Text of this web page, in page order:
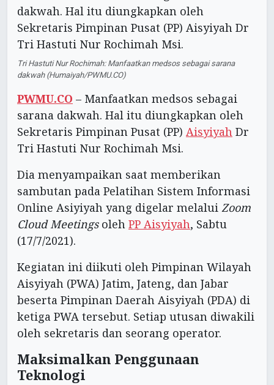
Tri Hastuti Nur Rochimah: Manfaatkan medsos sebagai sarana
dakwah (Humaiyah/PWMU.CO)
PWMU.CO – Manfaatkan medsos sebagai
sarana dakwah. Hal itu diungkapkan oleh
Sekretaris Pimpinan Pusat (PP) Aisyiyah Dr
Tri Hastuti Nur Rochimah Msi.
Dia menyampaikan saat memberikan
sambutan pada Pelatihan Sistem Informasi
Online Asiyiyah yang digelar melalui Zoom
Cloud Meetingsoleh PP Aisyiyah, Sabtu
(17/7/2021).
Kegiatan ini diikuti oleh Pimpinan Wilayah
Aisyiyah (PWA) Jatim, Jateng, dan Jabar
beserta Pimpinan Daerah Aisyiyah (PDA) di
ketiga PWA tersebut. Setiap utusan diwakili
oleh sekretaris dan seorang operator.
Maksimalkan Penggunaan
Teknologi